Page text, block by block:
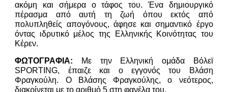
ακόμη και σήμερα ο τάφος του. Ένα δημιουργικό
πέρασμα από αυτή τη ζωή όπου εκτός από
πολυπληθείς απογόνους, άφησε και σημαντικό έργο
όντας ιδρυτικό μέλος της Ελληνικής Κοινότητας του
Κέρεν.
ΦΩΤΟΓΡΑΦΙΑ: Με την Ελληνική ομάδα Βόλεϊ
SPORTING, έπαιζε και ο εγγονός του Βλάση
Φραγκούλη. Ο Βλάσης Φραγκούλης, ο νεότερος,
διακρίνεται με το αριθμό 5 στη φανέλα του.